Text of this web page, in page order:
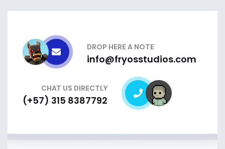
DROP HERE A NOTE
info@fryosstudios.com
CHAT US DIRECTLY
(+57) 315 8387792